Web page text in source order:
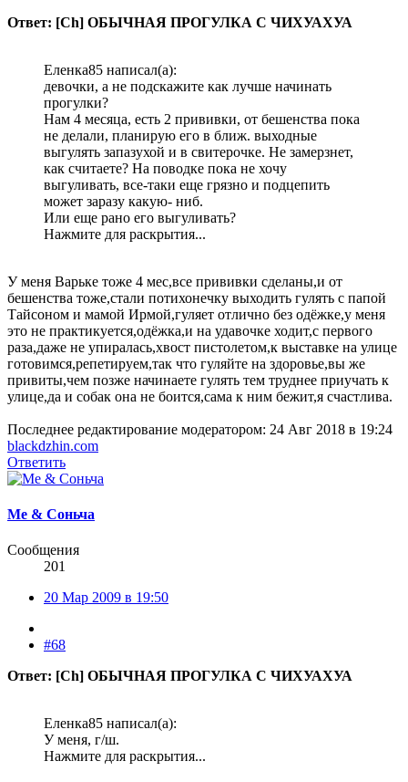
Ответ: [Ch] ОБЫЧНАЯ ПРОГУЛКА С ЧИХУАХУА
Еленка85 написал(а):
девочки, а не подскажите как лучше начинать
прогулки?
Нам 4 месяца, есть 2 прививки, от бешенства пока
не делали, планирую его в ближ. выходные
выгулять запазухой и в свитерочке. Не замерзнет,
как считаете? На поводке пока не хочу
выгуливать, все-таки еще грязно и подцепить
может заразу какую- ниб.
Или еще рано его выгуливать?
Нажмите для раскрытия...
У меня Варьке тоже 4 мес,все прививки сделаны,и от
бешенства тоже,стали потихонечку выходить гулять с папой
Тайсоном и мамой Ирмой,гуляет отлично без одёжке,у меня
это не практикуется,одёжка,и на удавочке ходит,с первого
раза,даже не упиралась,хвост пистолетом,к выставке на улице
готовимся,репетируем,так что гуляйте на здоровье,вы же
привиты,чем позже начинаете гулять тем труднее приучать к
улице,да и собак она не боится,сама к ним бежит,я счастлива.
Последнее редактирование модератором: 24 Авг 2018 в 19:24
blackdzhin.com
Ответить
Me & Соньча
Сообщения
201
20 Мар 2009 в 19:50
#68
Ответ: [Ch] ОБЫЧНАЯ ПРОГУЛКА С ЧИХУАХУА
Еленка85 написал(а):
У меня, г/ш.
Нажмите для раскрытия...